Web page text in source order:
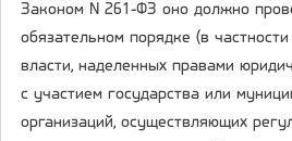
Законом N 261-ФЗ оно должно
обязательном порядке (в
власти, наделенных правами
с участием государства или
организаций, осуществляющих